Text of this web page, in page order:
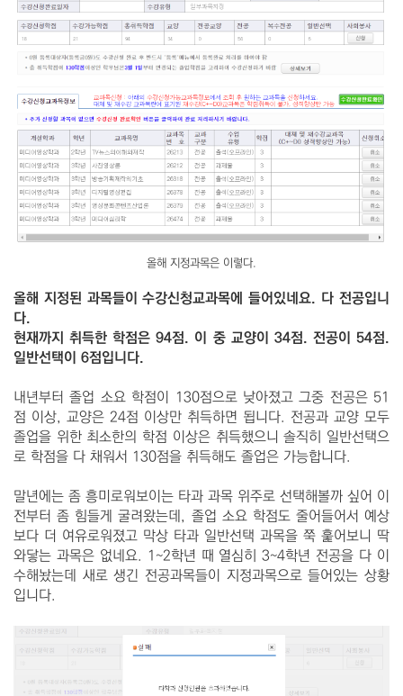
올해 지정과목은 이렇다.
올해 지정된 과목들이 수강신청교과목에 들어있네요. 다 전공입니
다.
현재까지 취득한 학점은 94점. 이 중 교양이 34점. 전공이 54점.
일반선택이 6점입니다.
내년부터 졸업 소요 학점이 130점으로 낮아졌고 그중 전공은 51
점 이상, 교양은 24점 이상만 취득하면 됩니다. 전공과 교양 모두
졸업을 위한 최소한의 학점 이상은 취득했으니 솔직히 일반선택으
로 학점을 다 채워서 130점을 취득해도 졸업은 가능합니다.
말년에는 좀 흥미로워보이는 타과 과목 위주로 선택해볼까 싶어 이
전부터 좀 힘들게 굴려왔는데, 졸업 소요 학점도 줄어들어서 예상
보다 더 여유로워졌고 막상 타과 일반선택 과목을 쭉 훑어보니 딱
와닿는 과목은 없네요. 1~2학년 때 열심히 3~4학년 전공을 다 이
수해놨는데 새로 생긴 전공과목들이 지정과목으로 들어있는 상황
입니다.